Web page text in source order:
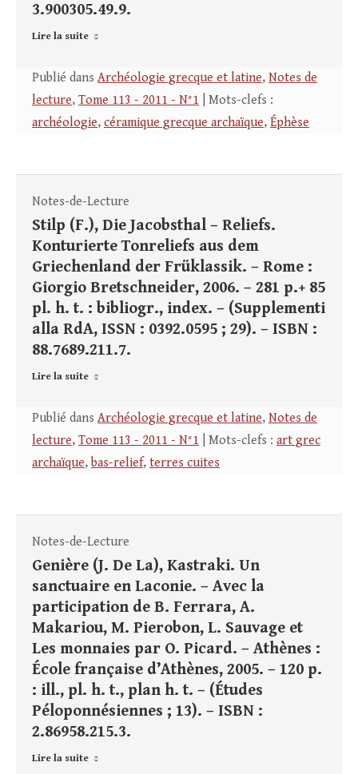
3.900305.49.9.
Lire la suite
Publié dans Archéologie grecque et latine, Notes de
lecture, Tome 113 - 2011 - N°1 | Mots-clefs :
archéologie, céramique grecque archaïque, Éphèse
Notes-de-Lecture
Stilp (F.), Die Jacobsthal – Reliefs.
Konturierte Tonreliefs aus dem
Griechenland der Früklassik. – Rome :
Giorgio Bretschneider, 2006. – 281 p.+ 85
pl. h. t. : bibliogr., index. – (Supplementi
alla RdA, ISSN : 0392.0595 ; 29). – ISBN :
88.7689.211.7.
Lire la suite
Publié dans Archéologie grecque et latine, Notes de
lecture, Tome 113 - 2011 - N°1 | Mots-clefs : art grec
archaïque, bas-relief, terres cuites
Notes-de-Lecture
Genière (J. De La), Kastraki. Un
sanctuaire en Laconie. – Avec la
participation de B. Ferrara, A.
Makariou, M. Pierobon, L. Sauvage et
Les monnaies par O. Picard. – Athènes :
École française d’Athènes, 2005. – 120 p.
: ill., pl. h. t., plan h. t. – (Études
Péloponnésiennes ; 13). – ISBN :
2.86958.215.3.
Lire la suite